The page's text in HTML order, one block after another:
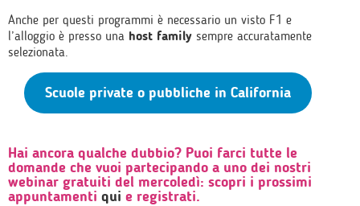
Anche per questi programmi è necessario un visto F1 e
l’alloggio è presso una host family sempre accuratamente
selezionata.
Scuole private o pubbliche in California
Hai ancora qualche dubbio? Puoi farci tutte le
domande che vuoi partecipando a uno dei nostri
webinar gratuiti del mercoledì: scopri i prossimi
appuntamenti qui e registrati.